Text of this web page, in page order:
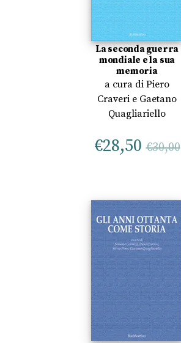
La seconda guerra
mondiale e la sua
memoria
a cura di Piero
Craveri e Gaetano
Quagliariello
€28,50 €30,00